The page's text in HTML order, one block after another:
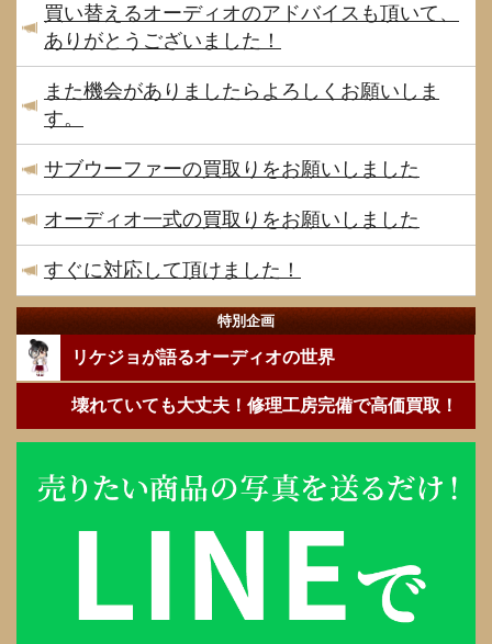
買い替えるオーディオのアドバイスも頂いて、
ありがとうございました！
また機会がありましたらよろしくお願いしま
す。
サブウーファーの買取りをお願いしました
オーディオ一式の買取りをお願いしました
すぐに対応して頂けました！
特別企画
リケジョが語るオーディオの世界
壊れていても大丈夫！修理工房完備で高価買取！